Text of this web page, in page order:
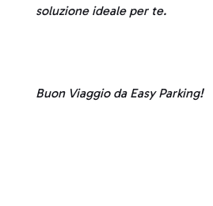
soluzione ideale per te.
Buon Viaggio da Easy Parking!